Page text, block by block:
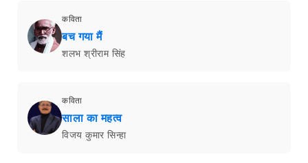
कविता
बच गया मैं
शलभ श्रीराम सिंह
कविता
साला का महत्व
विजय कुमार सिन्हा